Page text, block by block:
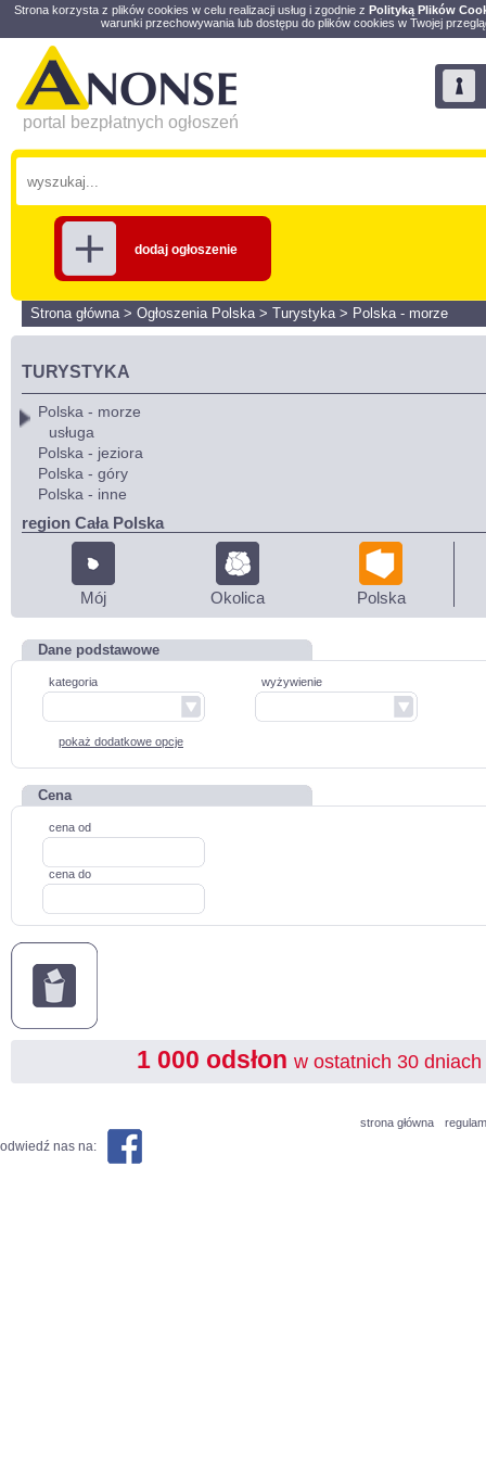
Strona korzysta z plików cookies w celu realizacji usług i zgodnie z Polityką Plików
warunki przechowywania lub dostępu do plików cookies w Twojej
portal bezpłatnych ogłoszeń
dodaj ogłoszenie
Strona główna> Ogłoszenia Polska> Turystyka> Polska - morze
TURYSTYKA
Polska - morze
usługa
Polska - jeziora
Polska - góry
Polska - inne
region Cała Polska
Mój Okolica Polska
Dane podstawowe
kategoria wyżywienie
pokaż dodatkowe opcje
Cena
cena od
cena do
1 000 odsłon w ostatnich 30 dniach
strona główna
odwiedź nas na: